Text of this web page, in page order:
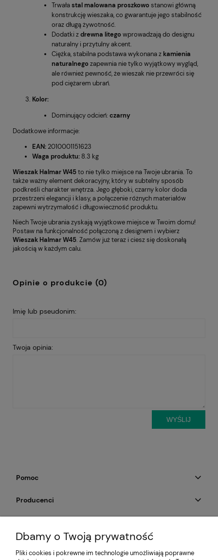
Trwałastal malowana proszkowostanowi główną
konstrukcję wieszaka, co gwarantuje jego stabilność
oraz długą żywotność.
Dodatki zdrewna litegowprowadzają do designu
naturalny i przytulny akcent.
Ciężka, stabilna podstawa wykonana z kamienia
naturalnegozapewnia nie tylko wyjątkowy wygląd,
ale również pewność, że wieszak nie przewróci się
pod ciężarem ubrań.
Kolor:
Dominujący odcień: czarny
Dodatkowe informacje:
EAN: 2010001151623
Waga produktu: 8.3 kg
Wieszak Halmar W45to nie tylko miejsce na Twoje ubrania. To
także ważny element dekoracyjny, który w subtelny sposób
podkreśli charakter wnętrza. Jego głęboki, czarny kolor doda
przestrzeni elegancji i klasy, a połączenie różnych materiałów
zapewni wytrzymałość i długowieczność produktu.
Niech Twoje ubrania zyskają wyjątkowe miejsce w Twoim domu!
Postaw na funkcjonalność połączoną z designem i wybierz
Wieszak Halmar W45. Zamów już teraz i ciesz się doskonałą
jakością w każdym calu.
Opinie o produkcie (0)
Imię lub pseudonim:
Twoja opinia:
WYŚLIJ
Pomoc
Producenci
Dbamy o Twoją prywatność
Pliki cookies i pokrewne im technologie umożliwiają poprawne